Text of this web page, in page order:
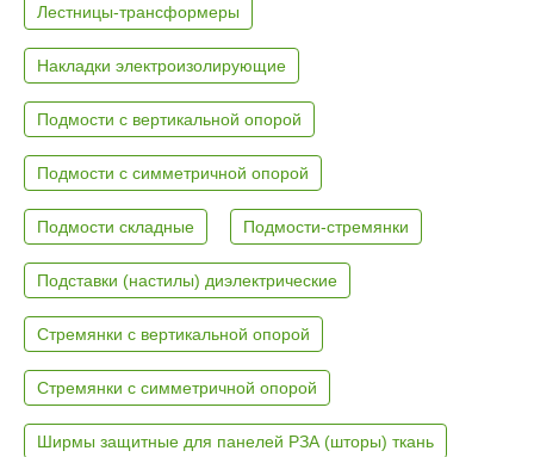
Лестницы-трансформеры
Накладки электроизолирующие
Подмости с вертикальной опорой
Подмости с симметричной опорой
Подмости складные Подмости-стремянки
Подставки (настилы) диэлектрические
Стремянки с вертикальной опорой
Стремянки с симметричной опорой
Ширмы защитные для панелей РЗА (шторы) ткань